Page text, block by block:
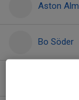
Aston
Bo Söder